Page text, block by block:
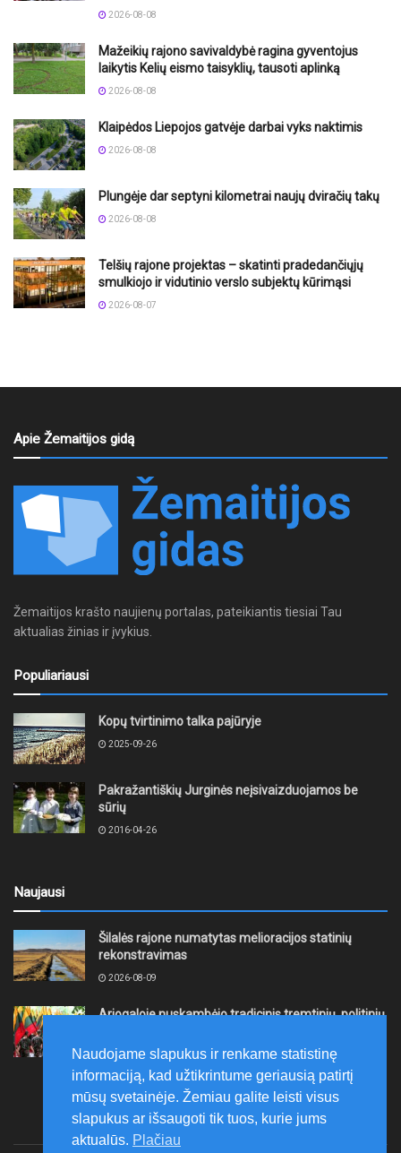
2026-08-08
Mažeikių rajono savivaldybė ragina gyventojus
laikytis Kelių eismo taisyklių, tausoti aplinką
2026-08-08
Klaipėdos Liepojos gatvėje darbai vyks naktimis
2026-08-08
Plungėje dar septyni kilometrai naujų dviračių takų
2026-08-08
Telšių rajone projektas – skatinti pradedančiųjų
smulkiojo ir vidutinio verslo subjektų kūrimąsi
2026-08-07
Apie Žemaitijos gidą
Žemaitijos krašto naujienų portalas, pateikiantis tiesiai Tau
aktualias žinias ir įvykius.
Populiariausi
Kopų tvirtinimo talka pajūryje
2025-09-26
Pakražantiškių Jurginės neįsivaizduojamos be
sūrių
2016-04-26
Naujausi
Šilalės rajone numatytas melioracijos statinių
rekonstravimas
2026-08-09
Ariogaloje nuskambėjo tradicinis tremtinių, politinių
širdy“
2026-08-08
Naudojame slapukus ir renkame statistinę
informaciją, kad užtikrintume geriausią patirtį
mūsų svetainėje. Žemiau galite leisti visus
slapukus ar išsaugoti tik tuos, kurie jums
aktualūs. Plačiau